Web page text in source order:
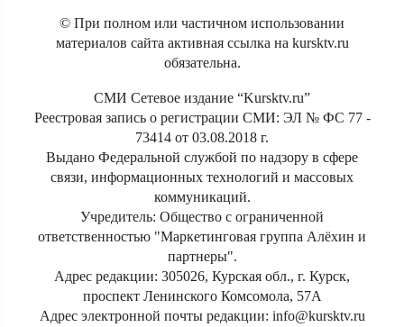
© При полном или частичном использовании
материалов сайта активная ссылка на kursktv.ru
обязательна.
СМИ Сетевое издание “Kursktv.ru”
Реестровая запись о регистрации СМИ: ЭЛ № ФС 77 -
73414 от 03.08.2018 г.
Выдано Федеральной службой по надзору в сфере
связи, информационных технологий и массовых
коммуникаций.
Учредитель: Общество с ограниченной
ответственностью "Маркетинговая группа Алёхин и
партнеры".
Адрес редакции: 305026, Курская обл., г. Курск,
проспект Ленинского Комсомола, 57А
Адрес электронной почты редакции: info@kursktv.ru